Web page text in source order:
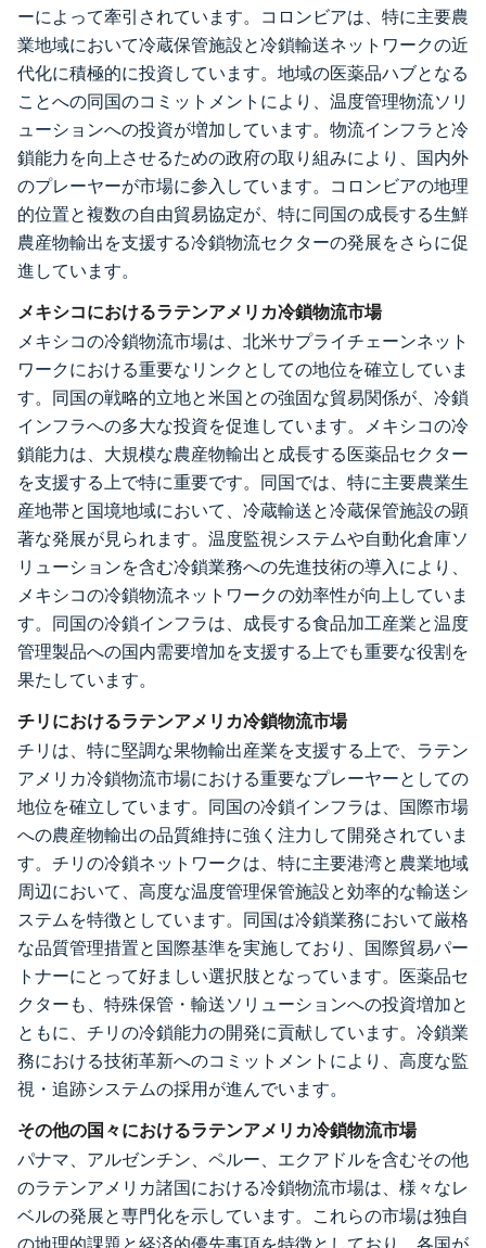
ーによって牽引されています。コロンビアは、特に主要農
業地域において冷蔵保管施設と冷鎖輸送ネットワークの近
代化に積極的に投資しています。地域の医薬品ハブとなる
ことへの同国のコミットメントにより、温度管理物流ソリ
ューションへの投資が増加しています。物流インフラと冷
鎖能力を向上させるための政府の取り組みにより、国内外
のプレーヤーが市場に参入しています。コロンビアの地理
的位置と複数の自由貿易協定が、特に同国の成長する生鮮
農産物輸出を支援する冷鎖物流セクターの発展をさらに促
進しています。
メキシコにおけるラテンアメリカ冷鎖物流市場
メキシコの冷鎖物流市場は、北米サプライチェーンネット
ワークにおける重要なリンクとしての地位を確立していま
す。同国の戦略的立地と米国との強固な貿易関係が、冷鎖
インフラへの多大な投資を促進しています。メキシコの冷
鎖能力は、大規模な農産物輸出と成長する医薬品セクター
を支援する上で特に重要です。同国では、特に主要農業生
産地帯と国境地域において、冷蔵輸送と冷蔵保管施設の顕
著な発展が見られます。温度監視システムや自動化倉庫ソ
リューションを含む冷鎖業務への先進技術の導入により、
メキシコの冷鎖物流ネットワークの効率性が向上していま
す。同国の冷鎖インフラは、成長する食品加工産業と温度
管理製品への国内需要増加を支援する上でも重要な役割を
果たしています。
チリにおけるラテンアメリカ冷鎖物流市場
チリは、特に堅調な果物輸出産業を支援する上で、ラテン
アメリカ冷鎖物流市場における重要なプレーヤーとしての
地位を確立しています。同国の冷鎖インフラは、国際市場
への農産物輸出の品質維持に強く注力して開発されていま
す。チリの冷鎖ネットワークは、特に主要港湾と農業地域
周辺において、高度な温度管理保管施設と効率的な輸送シ
ステムを特徴としています。同国は冷鎖業務において厳格
な品質管理措置と国際基準を実施しており、国際貿易パー
トナーにとって好ましい選択肢となっています。医薬品セ
クターも、特殊保管・輸送ソリューションへの投資増加と
ともに、チリの冷鎖能力の開発に貢献しています。冷鎖業
務における技術革新へのコミットメントにより、高度な監
視・追跡システムの採用が進んでいます。
その他の国々におけるラテンアメリカ冷鎖物流市場
パナマ、アルゼンチン、ペルー、エクアドルを含むその他
のラテンアメリカ諸国における冷鎖物流市場は、様々なレ
ベルの発展と専門化を示しています。これらの市場は独自